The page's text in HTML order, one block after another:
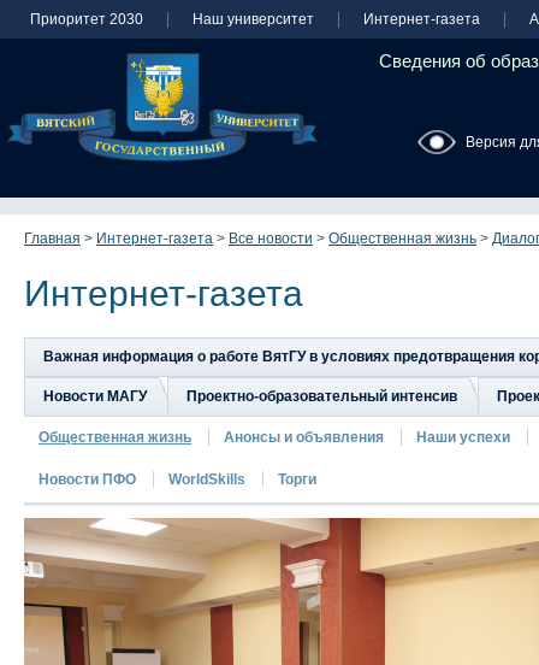
Приоритет 2030 Наш университет Интернет-газета
Сведения об
Версия
Главная > Интернет-газета > Все новости > Общественная жизнь >
Интернет-газета
Важная информация о работе ВятГУ в условиях предотвращения
Новости МАГУ Проектно-образовательный интенсив
Общественная жизнь Анонсы и объявления Наши успехи
Новости ПФО WorldSkills Торги